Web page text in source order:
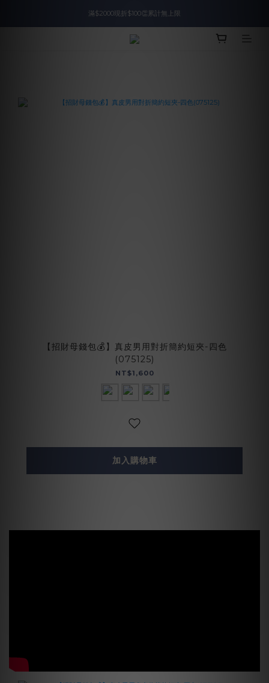
入會即領$888購物金🙌
滿$2000現折$100👏累計無上限
入會即領$888購物金🙌
【招財母錢包💰】真皮男用對折簡約短夾-四色
(075125)
NT$1,600
加入購物車